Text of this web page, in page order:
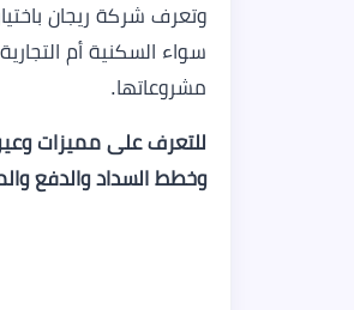
وتعرف شركة ريجان
سواء السكنية أم
مشروعاتها.
للتعرف على مميزات
وخطط السداد والدفع